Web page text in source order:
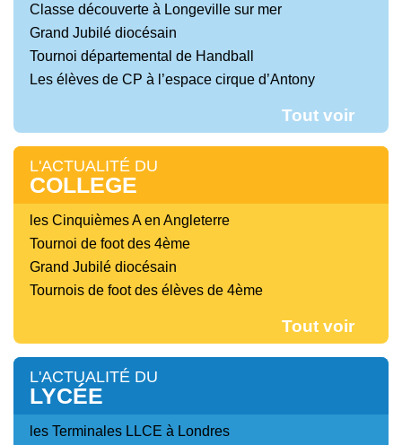
Classe découverte à Longeville sur mer
Grand Jubilé diocésain
Tournoi départemental de Handball
Les élèves de CP à l’espace cirque d’Antony
Tout voir
L'ACTUALITÉ DU
COLLEGE
les Cinquièmes A en Angleterre
Tournoi de foot des 4ème
Grand Jubilé diocésain
Tournois de foot des élèves de 4ème
Tout voir
L'ACTUALITÉ DU
LYCÉE
les Terminales LLCE à Londres